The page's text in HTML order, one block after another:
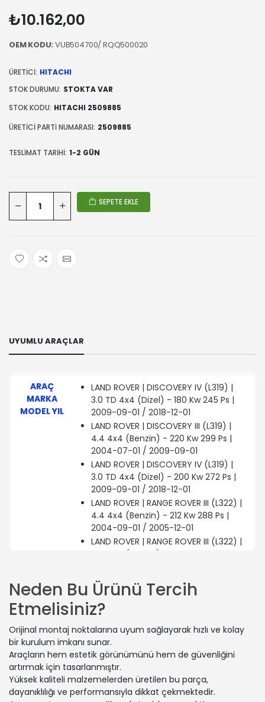
₺10.162,00
OEM KODU:VUB504700/ RQQ500020
ÜRETICI: HITACHI
STOK DURUMU: STOKTA VAR
STOK KODU: HITACHI 2509885
ÜRETICI PARTI NUMARASI: 2509885
TESLIMAT TARIHI: 1-2 GÜN
SEPETE EKLE
UYUMLU ARAÇLAR
ARAÇ
MARKA
MODEL YIL
LAND ROVER | DISCOVERY IV (L319) |
3.0 TD 4x4 (Dizel) - 180 Kw 245 Ps |
2009-09-01 / 2018-12-01
LAND ROVER | DISCOVERY III (L319) |
4.4 4x4 (Benzin) - 220 Kw 299 Ps |
2004-07-01 / 2009-09-01
LAND ROVER | DISCOVERY IV (L319) |
3.0 TD 4x4 (Dizel) - 200 Kw 272 Ps |
2009-09-01 / 2018-12-01
LAND ROVER | RANGE ROVER III (L322) |
4.4 4x4 (Benzin) - 212 Kw 288 Ps |
2004-09-01 / 2005-12-01
LAND ROVER | RANGE ROVER III (L322) |
4.4 4x4 (Benzin) - 210 Kw 286 Ps |
LAND ROVER | RANGE ROVER III (L322) |
4.2 4x4 (Benzin) - 291 Kw 396 Ps |
2005-05-01 / 2012-08-01
LAND ROVER | DISCOVERY IV (L319) |
5.0 V8 4x4 (Benzin) - 276 Kw 375 Ps |
2009-09-01 / 2018-12-01
LAND ROVER | RANGE ROVER SPORT I
(L320) | 5.0 4x4 (Benzin) - 375 Kw 510
Ps | 2009-09-01 / 2013-03-01
LAND ROVER | RANGE ROVER SPORT I
Neden Bu Ürünü Tercih
Etmelisiniz?
Orijinal montaj noktalarına uyum sağlayarak hızlı ve kolay
bir kurulum imkanı sunar.
Araçların hem estetik görünümünü hem de güvenliğini
artırmak için tasarlanmıştır.
Yüksek kaliteli malzemelerden üretilen bu parça,
dayanıklılığı ve performansıyla dikkat çekmektedir.